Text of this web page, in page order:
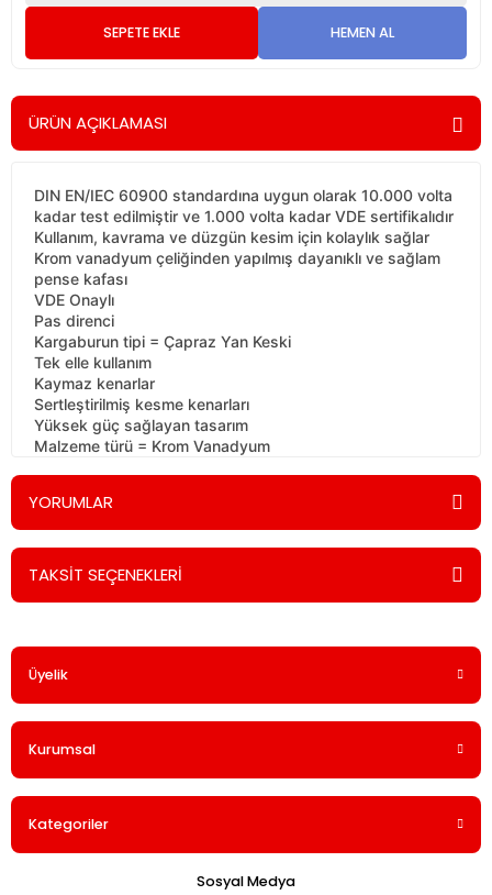
SEPETE EKLE HEMEN AL
ÜRÜN AÇIKLAMASI
DIN EN/IEC 60900 standardına uygun olarak 10.000 volta
kadar test edilmiştir ve 1.000 volta kadar VDE sertifikalıdır
Kullanım, kavrama ve düzgün kesim için kolaylık sağlar
Krom vanadyum çeliğinden yapılmış dayanıklı ve sağlam
pense kafası
VDE Onaylı
Pas direnci
Kargaburun tipi = Çapraz Yan Keski
Tek elle kullanım
Kaymaz kenarlar
Sertleştirilmiş kesme kenarları
Yüksek güç sağlayan tasarım
Malzeme türü = Krom Vanadyum
YORUMLAR
Bu ürüne ilk yorumu siz yapın!
TAKSİT SEÇENEKLERİ
Üyelik
Kurumsal
Kategoriler
Sosyal Medya